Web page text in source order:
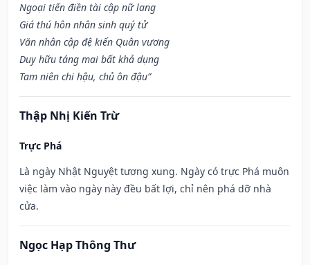
Ngoại tiến điền tài cập nữ lang
Giá thú hôn nhân sinh quý tử
Văn nhân cập đệ kiến Quân vương
Duy hữu táng mai bất khả dụng
Tam niên chi hậu, chủ ôn đậu”
Thập Nhị Kiến Trừ
Trực Phá
Là ngày Nhật Nguyệt tương xung. Ngày có trực Phá muôn
việc làm vào ngày này đều bất lợi, chỉ nên phá dỡ nhà
cửa.
Ngọc Hạp Thông Thư